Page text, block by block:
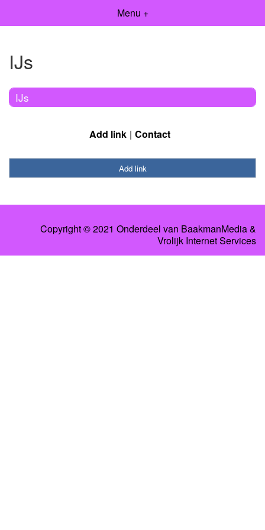
Menu +
IJs
IJs
Add link Contact
Add link
Copyright © 2021 Onderdeel van BaakmanMedia&
Vrolijk Internet Services